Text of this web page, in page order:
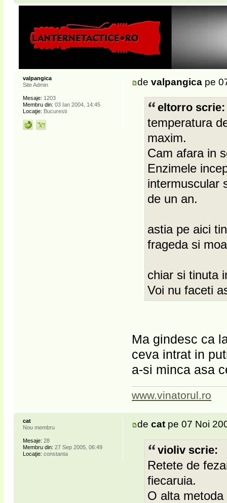
devalpangica pe
eltorro scrie:
temperatura
maxim.
Cam afara in
Enzimele
intermuscular
de un an.
astia pe aici
frageda si
chiar si tinuta
Voi nu faceti
Ma gindesc ca
ceva intrat in
a-si minca asa
www.vinatorul.ro
valpangica
Site Admin
Mesaje: 1203
Membru din: 03 Ian 2004, 14:45
Locaţie: Bucuresti
decat pe 07 Noi
violiv scrie:
Retete de
fiecaruia.
O alta
cat
Nou membru
Mesaje: 28
Membru din: 27 Sep 2005, 06:49
Locaţie: constanta